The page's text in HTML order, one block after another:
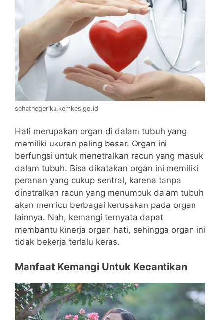
sehatnegeriku.kemkes.go.id
Hati merupakan organ di dalam tubuh yang
memiliki ukuran paling besar. Organ ini
berfungsi untuk menetralkan racun yang masuk
dalam tubuh. Bisa dikatakan organ ini memiliki
peranan yang cukup sentral, karena tanpa
dinetralkan racun yang menumpuk dalam tubuh
akan memicu berbagai kerusakan pada organ
lainnya. Nah, kemangi ternyata dapat
membantu kinerja organ hati, sehingga organ ini
tidak bekerja terlalu keras.
Manfaat Kemangi Untuk Kecantikan